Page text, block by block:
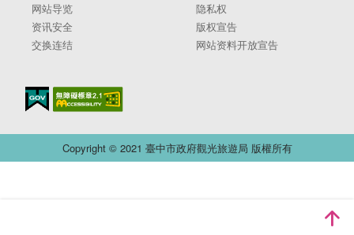
网站导览
隐私权
资讯安全
版权宣告
交换连结
网站资料开放宣告
Copyright © 2021 臺中市政府觀光旅遊局 版權所有